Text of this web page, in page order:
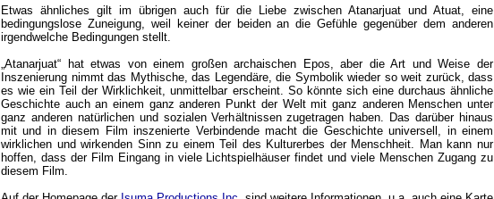
Etwas ähnliches gilt im übrigen auch für die Liebe zwischen Atanarjuat und Atuat, eine
bedingungslose Zuneigung, weil keiner der beiden an die Gefühle gegenüber dem anderen
irgendwelche Bedingungen stellt.
„Atanarjuat“ hat etwas von einem großen archaischen Epos, aber die Art und Weise der
Inszenierung nimmt das Mythische, das Legendäre, die Symbolik wieder so weit zurück, dass
es wie ein Teil der Wirklichkeit, unmittelbar erscheint. So könnte sich eine durchaus ähnliche
Geschichte auch an einem ganz anderen Punkt der Welt mit ganz anderen Menschen unter
ganz anderen natürlichen und sozialen Verhältnissen zugetragen haben. Das darüber hinaus
mit und in diesem Film inszenierte Verbindende macht die Geschichte universell, in einem
wirklichen und wirkenden Sinn zu einem Teil des Kulturerbes der Menschheit. Man kann nur
hoffen, dass der Film Eingang in viele Lichtspielhäuser findet und viele Menschen Zugang zu
diesem Film.